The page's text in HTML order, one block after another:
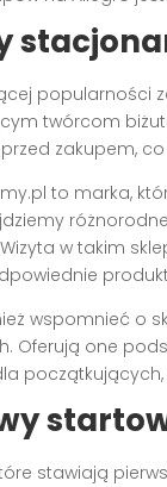
popularności
twórcom
zakupem,
to marka,
w takim
wspomnieć o
Oferują one
stawiają